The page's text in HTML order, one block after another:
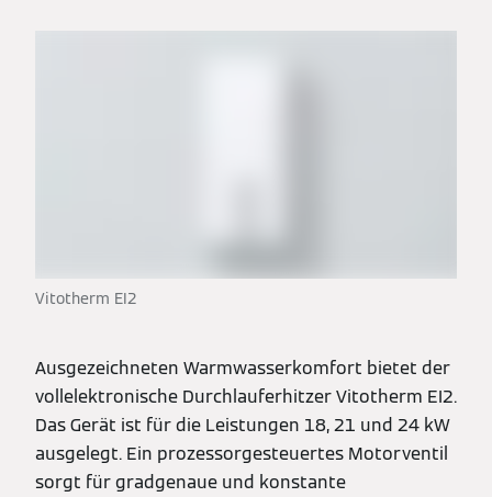
Vitotherm EI2
Ausgezeichneten Warmwasserkomfort bietet der
vollelektronische Durchlauferhitzer Vitotherm EI2.
Das Gerät ist für die Leistungen 18, 21 und 24 kW
ausgelegt. Ein prozessorgesteuertes Motorventil
sorgt für gradgenaue und konstante